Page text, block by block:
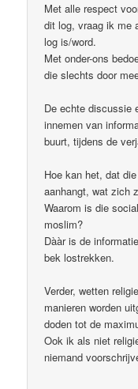
Met alle respect
dit log, vraag ik me
log is/word.
Met onder-ons
die slechts door
De echte discussie
innemen van
buurt, tijdens de
Hoe kan het, dat
aanhangt, wat zich
Waarom is die
moslim?
Dààr is de
bek lostrekken.
Verder, wetten
manieren worden
doden tot de
Ook ik als niet
niemand